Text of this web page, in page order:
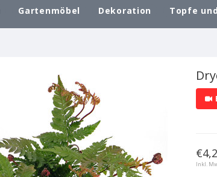
Gartenmöbel Dekoration Topfe
Inkl.